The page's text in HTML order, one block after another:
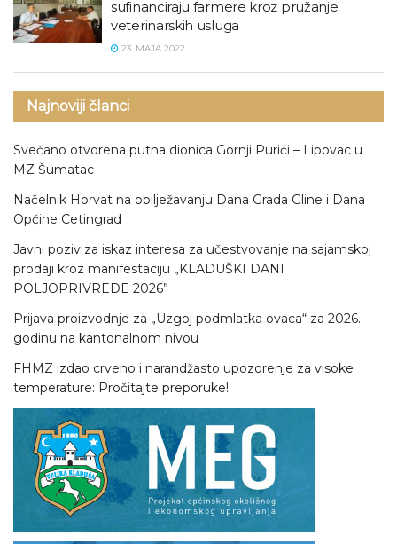
sufinanciraju farmere kroz pružanje
veterinarskih usluga
23. MAJA 2022.
Najnoviji članci
Svečano otvorena putna dionica Gornji Purići – Lipovac u
MZ Šumatac
Načelnik Horvat na obilježavanju Dana Grada Gline i Dana
Općine Cetingrad
Javni poziv za iskaz interesa za učestvovanje na sajamskoj
prodaji kroz manifestaciju „KLADUŠKI DANI
POLJOPRIVREDE 2026”
Prijava proizvodnje za „Uzgoj podmlatka ovaca“ za 2026.
godinu na kantonalnom nivou
FHMZ izdao crveno i narandžasto upozorenje za visoke
temperature: Pročitajte preporuke!